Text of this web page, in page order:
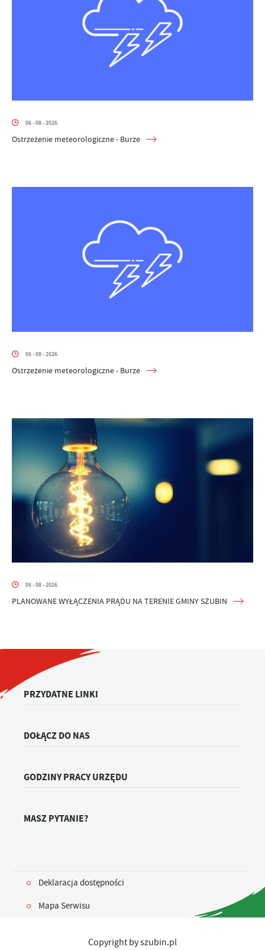
06 - 08 - 2026
Ostrzeżenie meteorologiczne - Burze
05 - 08 - 2026
Ostrzeżenie meteorologiczne - Burze
05 - 08 - 2026
PLANOWANE WYŁĄCZENIA PRĄDU NA TERENIE GMINY SZUBIN
PRZYDATNE LINKI
DOŁĄCZ DO NAS
GODZINY PRACY URZĘDU
MASZ PYTANIE?
Deklaracja dostępności
Mapa Serwisu
Copyright by szubin.pl